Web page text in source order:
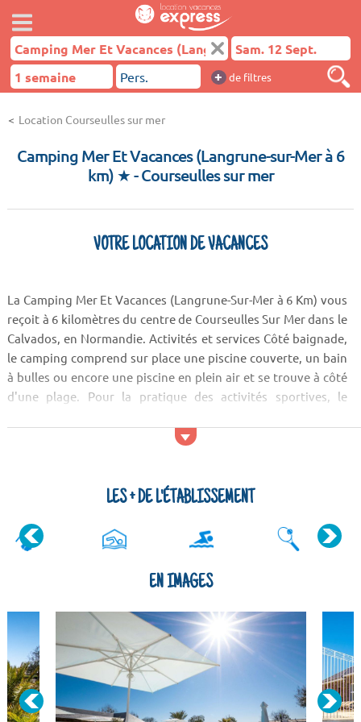
+ de filtres
Location Courseulles sur mer
Camping Mer Et Vacances (Langrune-sur-Mer à 6
km) ★- Courseulles sur mer
VOTRE LOCATION DE VACANCES
La Camping Mer Et Vacances (Langrune-Sur-Mer à 6 Km) vous
reçoit à 6 kilomètres du centre de Courseulles Sur Mer dans le
Calvados, en Normandie. Activités et services Côté baignade,
le camping comprend sur place une piscine couverte, un bain
à bulles ou encore une piscine en plein air et se trouve à côté
d'une plage. Pour la pratique des activités sportives, le
LES + DE L'ÉTABLISSEMENT
EN IMAGES